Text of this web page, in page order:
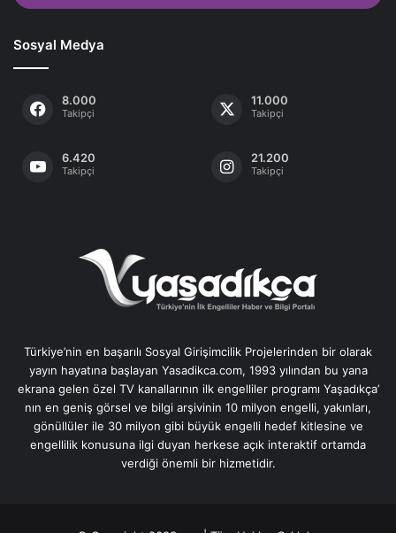
Sosyal Medya
8.000
Takipçi
11.000
Takipçi
6.420
Takipçi
21.200
Takipçi
Türkiye’nin en başarılı Sosyal Girişimcilik Projelerinden bir olarak
yayın hayatına başlayan Yasadikca.com, 1993 yılından bu yana
ekrana gelen özel TV kanallarının ilk engelliler programı Yaşadıkça’
nın en geniş görsel ve bilgi arşivinin 10 milyon engelli, yakınları,
gönüllüler ile 30 milyon gibi büyük engelli hedef kitlesine ve
engellilik konusuna ilgi duyan herkese açık interaktif ortamda
verdiği önemli bir hizmetidir.